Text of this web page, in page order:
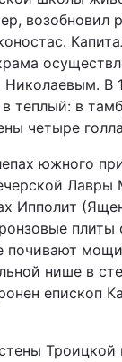
возобновил
В
теплый: в
четыре
южного
Лавры
Ипполит
плиты
почивают
нише в
епископ
Троицкой